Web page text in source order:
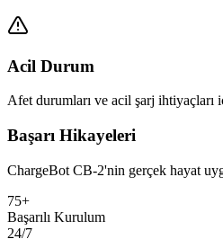
Acil Durum
Afet durumları ve acil şarj ihtiyaçları
Başarı Hikayeleri
ChargeBot CB-2'nin gerçek hayat
75+
Başarılı Kurulum
24/7